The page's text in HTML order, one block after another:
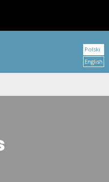
Polski
English